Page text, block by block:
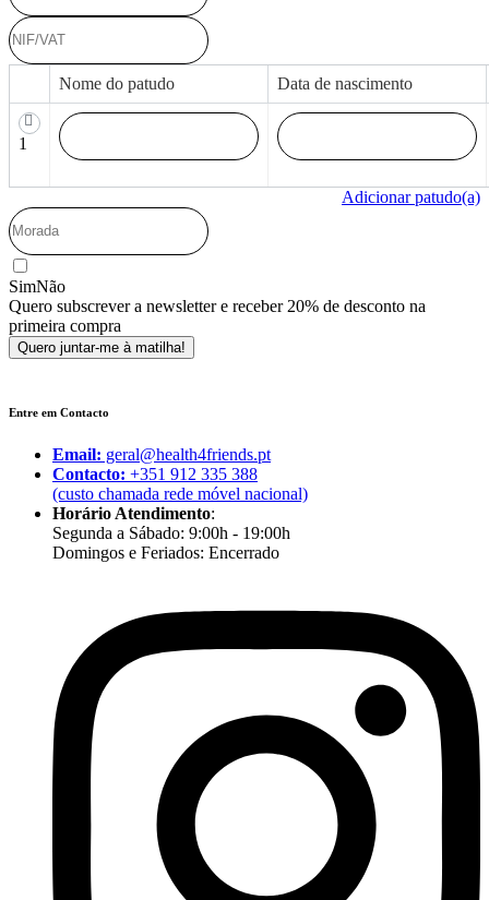
page
Nome do patudo Data de nascimento
1
Adicionar patudo(a)
SimNão
Quero subscrever a newsletter e receber 20% de desconto na
primeira compra
Entre em Contacto
Email: geral@health4friends.pt
Contacto: +351 912 335 388
(custo chamada rede móvel nacional)
Horário Atendimento:
Segunda a Sábado: 9:00h - 19:00h
Domingos e Feriados: Encerrado